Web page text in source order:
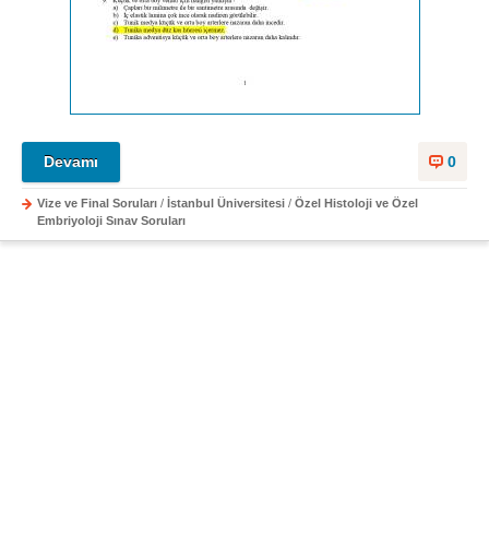
0
Devamı
Vize ve Final Soruları / İstanbul Üniversitesi / Özel Histoloji ve Özel
Embriyoloji Sınav Soruları